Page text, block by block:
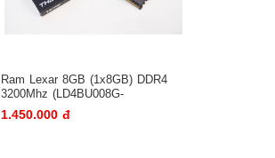
Ram Lexar 8GB (1x8GB) DDR4
3200Mhz (LD4BU008G-
R3200GSXG)
1.450.000 đ